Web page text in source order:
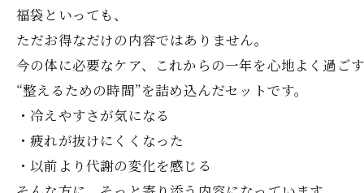
福袋といっても、
ただお得なだけの内容ではありません。
今の体に必要なケア、これからの一年を心地よく過ご
“整えるための時間”を詰め込んだセットです。
・冷えやすさが気になる
・疲れが抜けにくくなった
・以前より代謝の変化を感じる